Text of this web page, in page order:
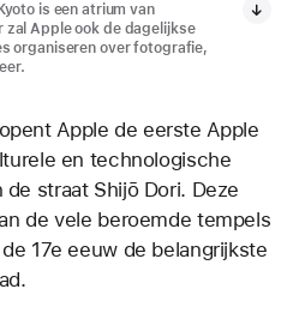
is een atrium van
zal Apple ook de dagelijkse
organiseren over fotografie,
Apple de eerste Apple
en technologische
straat Shijō Dori. Deze
de vele beroemde tempels
17e eeuw de belangrijkste